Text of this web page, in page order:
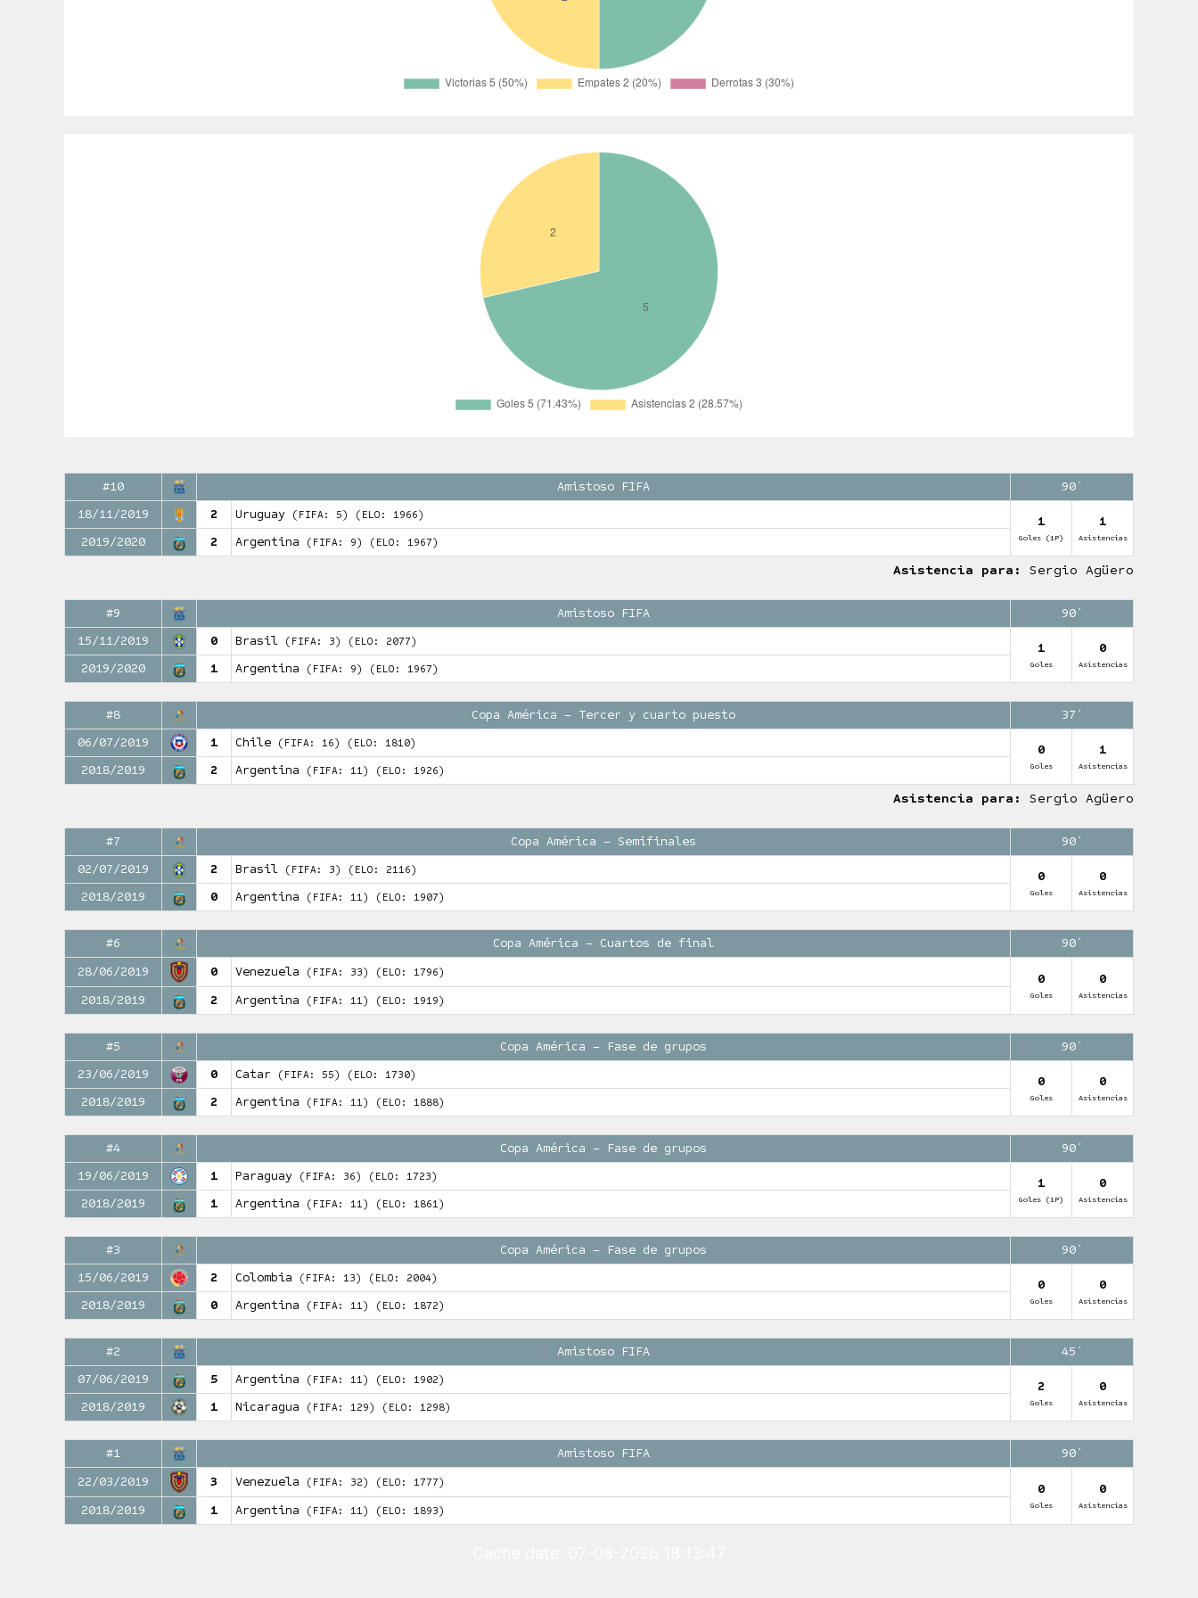
#10 Amistoso FIFA
90′
18/11/2019
2 Uruguay (FIFA: 5) (ELO: 1966) 1
Goles (1P)
1
Asistencias
2019/2020 2 Argentina (FIFA: 9) (ELO: 1967)
Asistencia para: Sergio Agüero
#9 Amistoso FIFA
90′
15/11/2019
0 Brasil (FIFA: 3) (ELO: 2077) 1
Goles
0
Asistencias
2019/2020 1 Argentina (FIFA: 9) (ELO: 1967)
#8 Copa América – Tercer y cuarto puesto
37′
06/07/2019
1 Chile (FIFA: 16) (ELO: 1810) 0
Goles
1
Asistencias
2018/2019 2 Argentina (FIFA: 11) (ELO: 1926)
Asistencia para: Sergio Agüero
#7 Copa América – Semifinales
90′
02/07/2019
2 Brasil (FIFA: 3) (ELO: 2116) 0
Goles
0
Asistencias
2018/2019 0 Argentina (FIFA: 11) (ELO: 1907)
#6 Copa América – Cuartos de final
90′
28/06/2019
0 Venezuela (FIFA: 33) (ELO: 1796) 0
Goles
0
Asistencias
2018/2019 2 Argentina (FIFA: 11) (ELO: 1919)
#5 Copa América – Fase de grupos
90′
23/06/2019
0 Catar (FIFA: 55) (ELO: 1730) 0
Goles
0
Asistencias
2018/2019 2 Argentina (FIFA: 11) (ELO: 1888)
#4 Copa América – Fase de grupos
90′
19/06/2019
1 Paraguay (FIFA: 36) (ELO: 1723) 1
Goles (1P)
0
Asistencias
2018/2019 1 Argentina (FIFA: 11) (ELO: 1861)
#3 Copa América – Fase de grupos
90′
15/06/2019
2 Colombia (FIFA: 13) (ELO: 2004) 0
Goles
0
Asistencias
2018/2019 0 Argentina (FIFA: 11) (ELO: 1872)
#2 Amistoso FIFA
45′
07/06/2019
5 Argentina (FIFA: 11) (ELO: 1902) 2
Goles
0
Asistencias
2018/2019 1 Nicaragua (FIFA: 129) (ELO: 1298)
#1 Amistoso FIFA
90′
22/03/2019
3 Venezuela (FIFA: 32) (ELO: 1777) 0
Goles
0
Asistencias
2018/2019 1 Argentina (FIFA: 11) (ELO: 1893)